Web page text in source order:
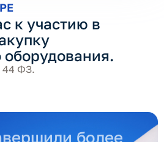
к участию в
44 ФЗ.
более